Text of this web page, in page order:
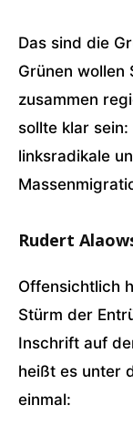
Das sind die
Grünen wollen
zusammen
sollte klar
linksradikale
Rudert
Offensichtlich
Stürm der
Inschrift auf
heißt es unter
einmal: